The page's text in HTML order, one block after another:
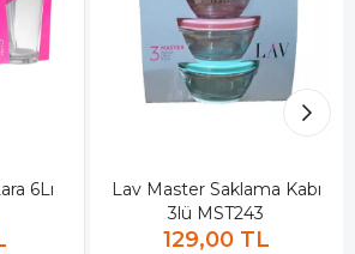
6Lı
Lav Master Saklama Kabı
3lü MST243
129,00 TL